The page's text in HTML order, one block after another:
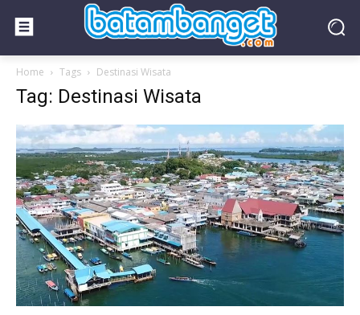
Home Tags Destinasi Wisata
Tag: Destinasi Wisata